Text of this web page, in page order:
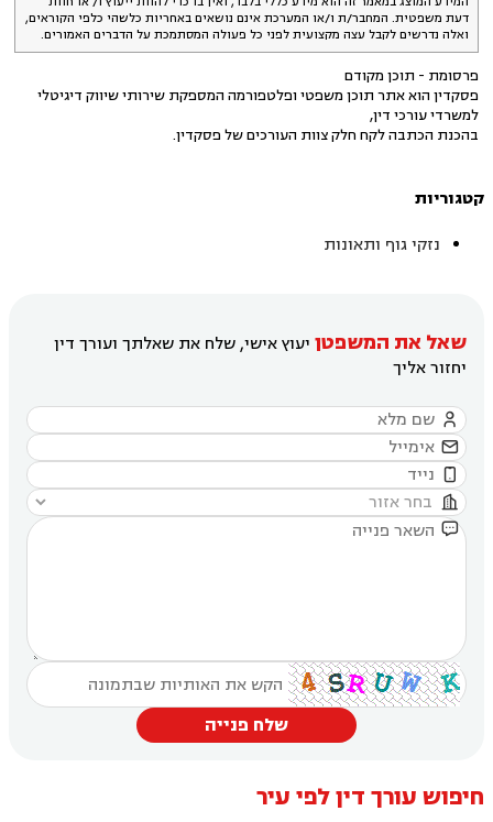
דעת משפטית. המחבר/ת ו/או המערכת אינם נושאים באחריות כלשהי כלפי הקוראים,
ואלה נדרשים לקבל עצה מקצועית לפני כל פעולה המסתמכת על הדברים האמורים.
פרסומת - תוכן מקודם
פסקדין הוא אתר תוכן משפטי ופלטפורמה המספקת שירותי שיווק דיגיטלי
למשרדי עורכי דין,
בהכנת הכתבה לקח חלק צוות העורכים של פסקדין.
קטגוריות
נזקי גוף ותאונות
שאל את המשפטן יעוץ אישי, שלח את שאלתך ועורך דין
יחזור אליך





שלח פנייה
חיפוש עורך דין לפי עיר